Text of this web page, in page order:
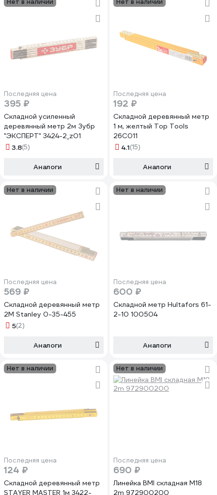
Нет в наличии
Последняя цена
395 ₽
Складной усиленный
деревянный метр 2м Зубр
"ЭКСПЕРТ" 3424-2_z01
3.8(5)
Аналоги
Нет в наличии
Последняя цена
192 ₽
Складной деревянный метр
1 м, желтый Top Tools
26C011
4.1(15)
Аналоги
Нет в наличии
Последняя цена
569 ₽
Складной деревянный метр
2М Stanley 0-35-455
5(2)
Аналоги
Нет в наличии
Последняя цена
600 ₽
Складной метр Hultafors 61-
2-10 100504
Аналоги
Нет в наличии
Последняя цена
124 ₽
Складной деревянный метр
STAYER MASTER 1м 3422-
Нет в наличии
Последняя цена
690 ₽
Линейка BMI складная M18
2m 972900200